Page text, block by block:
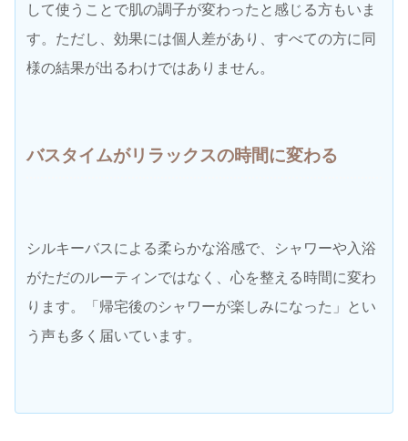
して使うことで肌の調子が変わったと感じる方もいま
す。ただし、効果には個人差があり、すべての方に同
様の結果が出るわけではありません。
バスタイムがリラックスの時間に変わる
シルキーバスによる柔らかな浴感で、シャワーや入浴
がただのルーティンではなく、心を整える時間に変わ
ります。「帰宅後のシャワーが楽しみになった」とい
う声も多く届いています。